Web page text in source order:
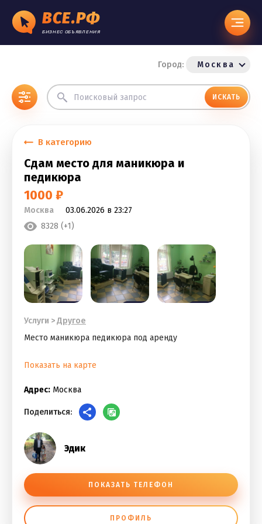
ВСЕ.РФ
БИЗНЕС ОБЪЯВЛЕНИЯ
Город: Москва
ИСКАТЬ
В категорию
Сдам место для маникюра и
педикюра
1000 ₽
Москва
03.06.2026 в 23:27
8328 (+1)
Услуги >Другое
Место маникюра педикюра под аренду
Показать на карте
Адрес: Москва
Поделиться:
Эдик
ПОКАЗАТЬ ТЕЛЕФОН
ПРОФИЛЬ